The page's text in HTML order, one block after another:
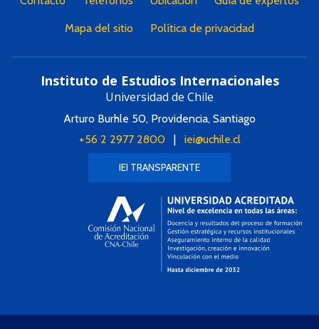
Mapa del sitio Política de privacidad
Instituto de Estudios Internacionales
Universidad de Chile
Arturo Burhle 50, Providencia, Santiago
+56 2 2977 2800| iei@uchile.cl
IEI TRANSPARENTE